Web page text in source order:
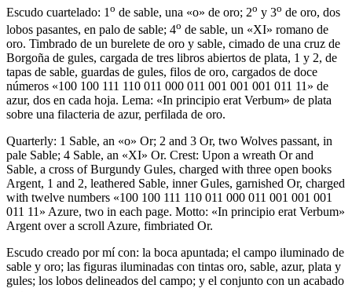
Escudo cuartelado: 1 o de sable, una «o» de oro; 2o y 3o de oro, dos
lobos pasantes, en palo de sable; 4o de sable, un «XI» romano de
oro. Timbrado de un burelete de oro y sable, cimado de una cruz de
Borgoña de gules, cargada de tres libros abiertos de plata, 1 y 2, de
tapas de sable, guardas de gules, filos de oro, cargados de doce
números «100 100 111 110 011 000 011 001 001 001 011 11» de
azur, dos en cada hoja. Lema: «In principio erat Verbum» de plata
sobre una filacteria de azur, perfilada de oro.
Quarterly: 1 Sable, an «o» Or; 2 and 3 Or, two Wolves passant, in
pale Sable; 4 Sable, an «XI» Or. Crest: Upon a wreath Or and
Sable, a cross of Burgundy Gules, charged with three open books
Argent, 1 and 2, leathered Sable, inner Gules, garnished Or, charged
with twelve numbers «100 100 111 110 011 000 011 001 001 001
011 11» Azure, two in each page. Motto: «In principio erat Verbum»
Argent over a scroll Azure, fimbriated Or.
Escudo creado por mí con: la boca apuntada; el campo iluminado de
sable y oro; las figuras iluminadas con tintas oro, sable, azur, plata y
gules; los lobos delineados del campo; y el conjunto con un acabado